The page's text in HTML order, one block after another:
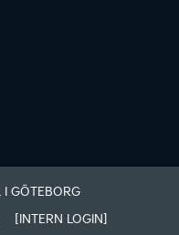
GÖTEBORG
[INTERN LOGIN]